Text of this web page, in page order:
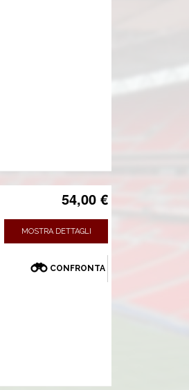
54,00 €
MOSTRA DETTAGLI
CONFRONTA